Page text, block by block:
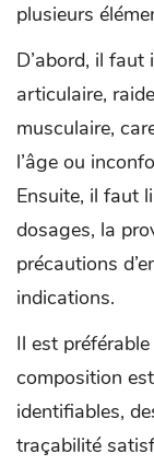
plusieurs
D’abord, il
articulaire,
musculaire,
l’âge ou
Ensuite, il faut
dosages, la
précautions
indications.
Il est
composition
identifiables,
traçabilité